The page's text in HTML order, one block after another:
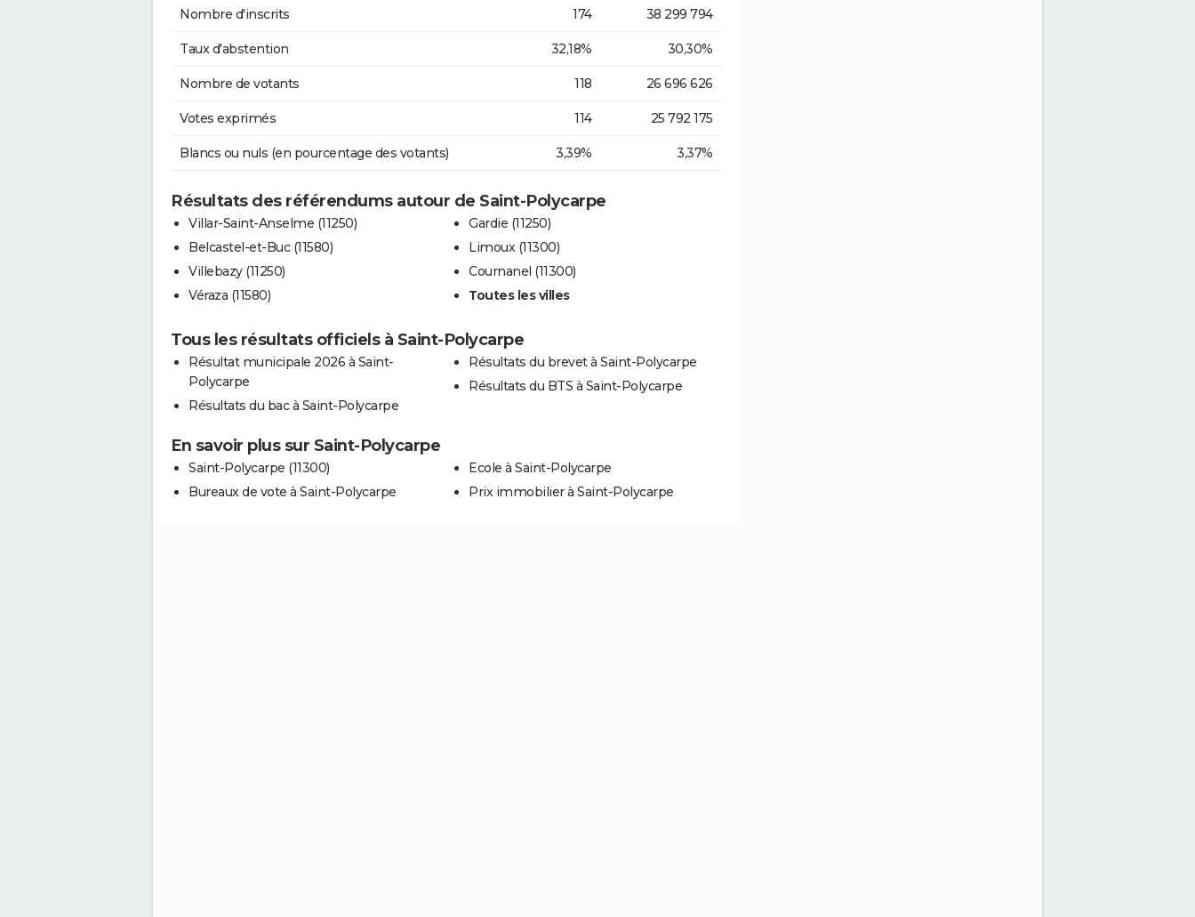
Nombre d'inscrits 174 38 299 794
Taux d'abstention 32,18% 30,30%
Nombre de votants 118 26 696 626
Votes exprimés 114 25 792 175
Blancs ou nuls (en pourcentage des votants) 3,39% 3,37%
Résultats des référendums autour de Saint-Polycarpe
Villar-Saint-Anselme (11250)
Belcastel-et-Buc (11580)
Villebazy (11250)
Véraza (11580)
Gardie (11250)
Limoux (11300)
Cournanel (11300)
Toutes les villes
Tous les résultats officiels à Saint-Polycarpe
Résultat municipale 2026 à Saint-
Polycarpe
Résultats du bac à Saint-Polycarpe
Résultats du brevet à Saint-Polycarpe
Résultats du BTS à Saint-Polycarpe
En savoir plus sur Saint-Polycarpe
Saint-Polycarpe (11300)
Bureaux de vote à Saint-Polycarpe
Ecole à Saint-Polycarpe
Prix immobilier à Saint-Polycarpe